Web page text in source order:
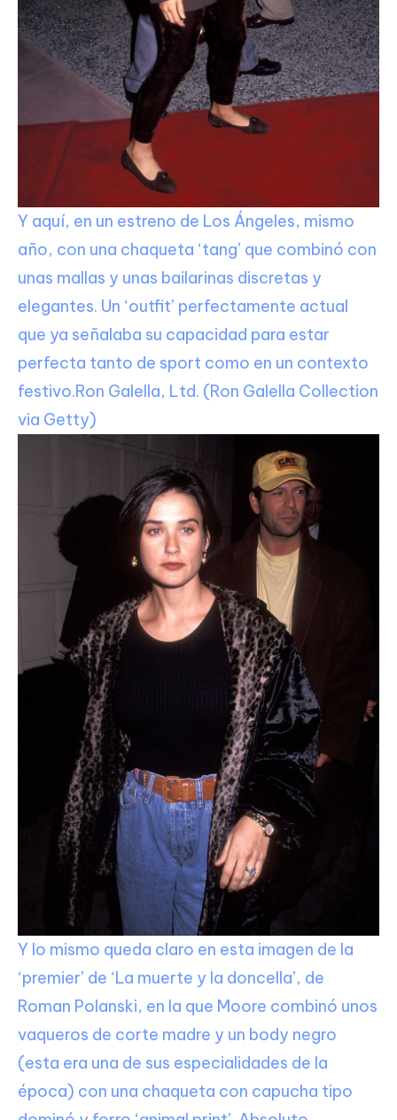
Y aquí, en un estreno de Los Ángeles, mismo
año, con una chaqueta ‘tang’ que combinó con
unas mallas y unas bailarinas discretas y
elegantes. Un ‘outfit’ perfectamente actual
que ya señalaba su capacidad para estar
perfecta tanto de sport como en un contexto
festivo.Ron Galella, Ltd. (Ron Galella Collection
via Getty)
Y lo mismo queda claro en esta imagen de la
‘premier’ de ‘La muerte y la doncella’, de
Roman Polanski, en la que Moore combinó unos
vaqueros de corte madre y un body negro
(esta era una de sus especialidades de la
época) con una chaqueta con capucha tipo